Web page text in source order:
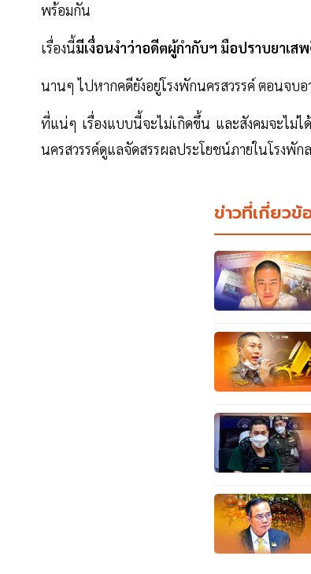
พร้อมกัน
เรื่องนี้มีเงื่อนงำว่าอดีตผู้กำกับฯ มือปราบยาเส
นานๆ ไปหากคดียังอยู่โรงพักนครสวรรค์ ตอนจบ
ที่แน่ๆ เรื่องแบบนี้จะไม่เกิดขึ้น และสังคมจะไม่ไ
นครสวรรค์ดูแลจัดสรรผลประโยชน์ภายในโรงพัก
ข่าวที่เกี่ยวข้